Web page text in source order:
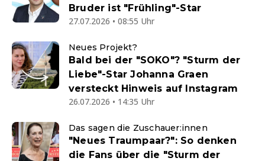
Bruder ist "Frühling"-Star
27.07.2026 • 08:55 Uhr
Neues Projekt?
Bald bei der "SOKO"? "Sturm der
Liebe"-Star Johanna Graen
versteckt Hinweis auf Instagram
26.07.2026 • 14:35 Uhr
Das sagen die Zuschauer:innen
"Neues Traumpaar?": So denken
die Fans über die "Sturm der